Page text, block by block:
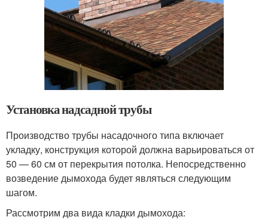
Установка надсадной трубы
Производство трубы насадочного типа включает
укладку, конструкция которой должна варьироваться от
50 — 60 см от перекрытия потолка. Непосредственно
возведение дымохода будет являться следующим
шагом.
Рассмотрим два вида кладки дымохода: